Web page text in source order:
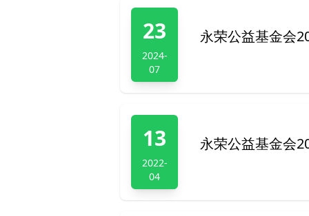
2024-
07
23 永荣公益基金会
2022-
04
13 永荣公益基金会